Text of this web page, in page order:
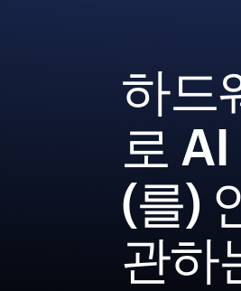
하드
로
(를)
관하